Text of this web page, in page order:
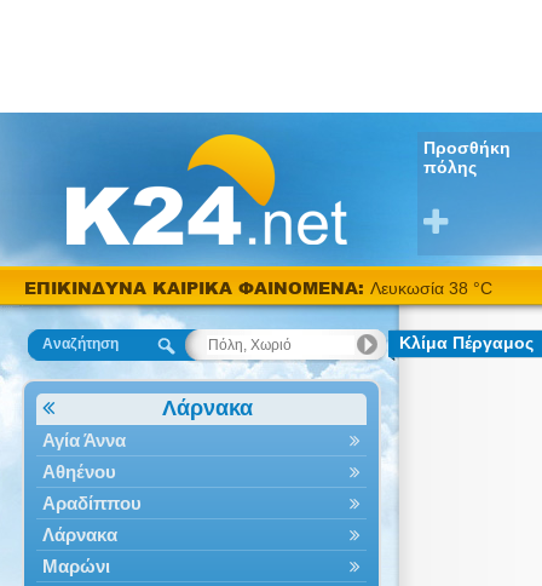
Προσθήκη
πόλης
ΕΠΙΚΙΝΔΥΝΑ ΚΑΙΡΙΚΑ ΦΑΙΝΟΜΕΝΑ: Λευκωσία 38 °C
Αναζήτηση
Λάρνακα
Αγία Άννα
Αθηένου
Αραδίππου
Λάρνακα
Μαρώνι
Κλίμα Πέργαμος